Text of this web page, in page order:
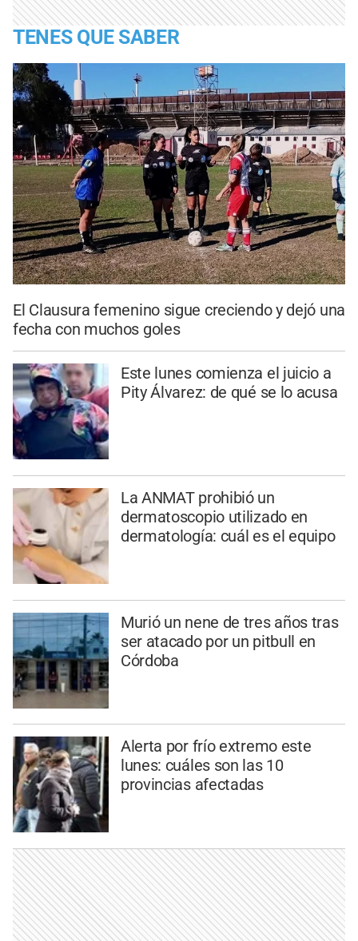
TENES QUE SABER
El Clausura femenino sigue creciendo y dejó una
fecha con muchos goles
Este lunes comienza el juicio a
Pity Álvarez: de qué se lo acusa
La ANMAT prohibió un
dermatoscopio utilizado en
dermatología: cuál es el equipo
Murió un nene de tres años tras
ser atacado por un pitbull en
Córdoba
Alerta por frío extremo este
lunes: cuáles son las 10
provincias afectadas